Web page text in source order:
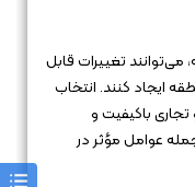
تغییرات قابل
ایجاد کنند. انتخاب
باکیفیت و
عوامل مؤثر در